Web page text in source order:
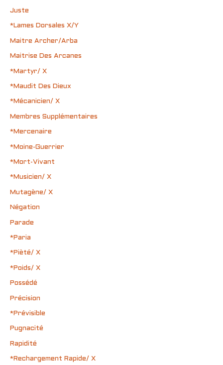
Juste
*Lames Dorsales X/Y
Maitre Archer/Arba
Maitrise Des Arcanes
*Martyr/ X
*Maudit Des Dieux
*Mécanicien/ X
Membres Supplémentaires
*Mercenaire
*Moine-Guerrier
*Mort-Vivant
*Musicien/ X
Mutagène/ X
Négation
Parade
*Paria
*Pièté/ X
*Poids/ X
Possédé
Précision
*Prévisible
Pugnacité
Rapidité
*Rechargement Rapide/ X